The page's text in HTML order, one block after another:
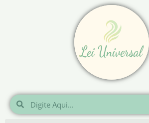
Pesquisar
Pesquisar